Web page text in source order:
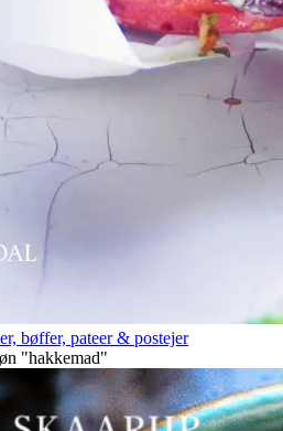
bøffer, pateer & postejer
"hakkemad"